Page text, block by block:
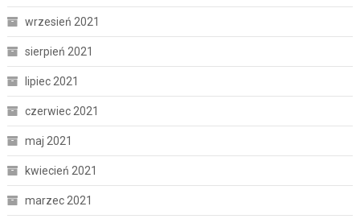
wrzesień 2021
sierpień 2021
lipiec 2021
czerwiec 2021
maj 2021
kwiecień 2021
marzec 2021